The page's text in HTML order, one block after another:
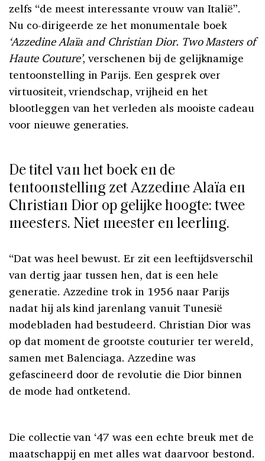
zelfs “de meest interessante vrouw van Italië”.
Nu co-dirigeerde ze het monumentale boek
‘Azzedine Alaïa and Christian Dior. Two Masters of
Haute Couture’, verschenen bij de gelijknamige
tentoonstelling in Parijs. Een gesprek over
virtuositeit, vriendschap, vrijheid en het
blootleggen van het verleden als mooiste cadeau
voor nieuwe generaties.
De titel van het boek en de
tentoonstelling zet Azzedine Alaïa en
Christian Dior op gelijke hoogte: twee
meesters. Niet meester en leerling.
“Dat was heel bewust. Er zit een leeftijdsverschil
van dertig jaar tussen hen, dat is een hele
generatie. Azzedine trok in 1956 naar Parijs
nadat hij als kind jarenlang vanuit Tunesië
modebladen had bestudeerd. Christian Dior was
op dat moment de grootste couturier ter wereld,
samen met Balenciaga. Azzedine was
gefascineerd door de revolutie die Dior binnen
de mode had ontketend.
Die collectie van ‘47 was een echte breuk met de
maatschappij en met alles wat daarvoor bestond.